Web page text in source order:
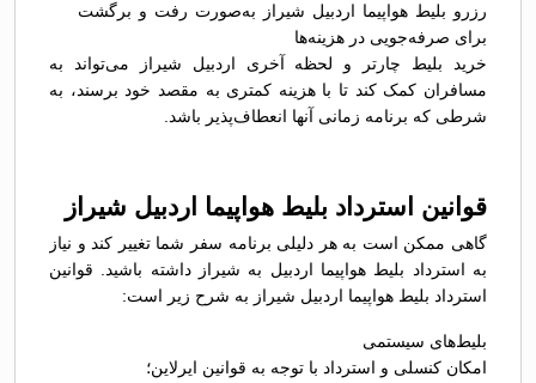
رزرو بلیط هواپیما اردبیل شیراز به‌صورت رفت و برگشت
برای صرفه‌جویی در هزینه‌ها
خرید بلیط چارتر و لحظه آخری اردبیل شیراز می‌تواند به
مسافران کمک کند تا با هزینه کمتری به مقصد خود برسند، به
شرطی که برنامه زمانی آنها انعطاف‌پذیر باشد.
قوانین استرداد بلیط هواپیما اردبیل شیراز
گاهی ممکن است به هر دلیلی برنامه سفر شما تغییر کند و نیاز
به استرداد بلیط هواپیما اردبیل به شیراز داشته باشید. قوانین
استرداد بلیط هواپیما اردبیل شیراز به شرح زیر است:
بلیط‌های سیستمی
امکان کنسلی و استرداد با توجه به قوانین ایرلاین؛